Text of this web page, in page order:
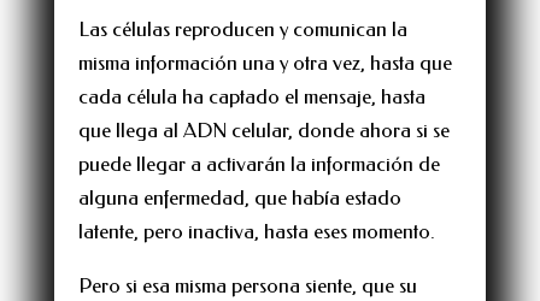
Las células reproducen y comunican la
misma información una y otra vez, hasta que
cada célula ha captado el mensaje, hasta
que llega al ADN celular, donde ahora si se
puede llegar a activarán la información de
alguna enfermedad, que había estado
latente, pero inactiva, hasta eses momento.
Pero si esa misma persona siente, que su